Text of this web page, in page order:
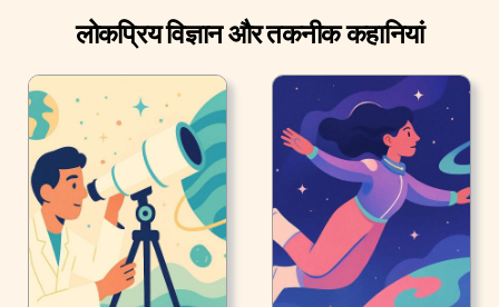
लोकप्रिय विज्ञान और तकनीक कहानियां